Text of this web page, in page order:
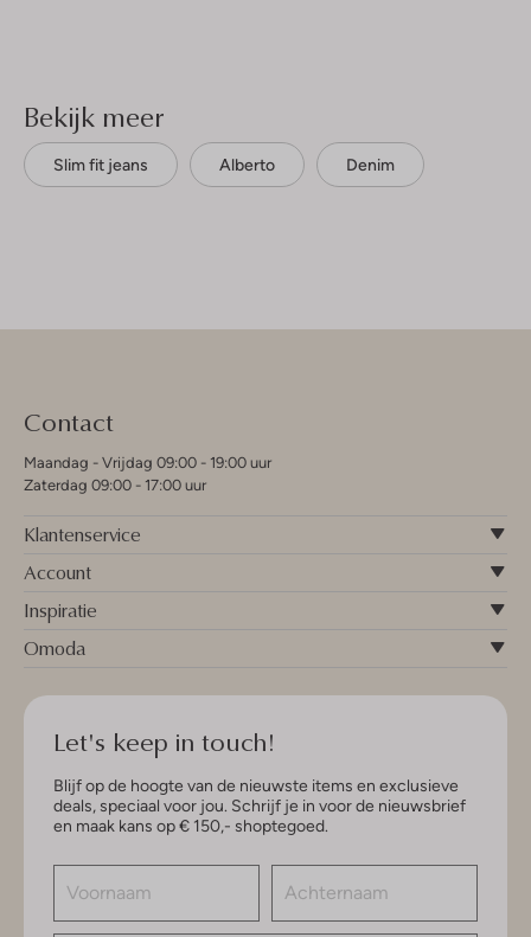
Bekijk meer
Slim fit jeans Alberto Denim
Contact
Maandag - Vrijdag 09:00 - 19:00 uur
Zaterdag 09:00 - 17:00 uur
Klantenservice
Account
Inspiratie
Omoda
Let's keep in touch!
Blijf op de hoogte van de nieuwste items en exclusieve
deals, speciaal voor jou. Schrijf je in voor de nieuwsbrief
en maak kans op € 150,- shoptegoed.